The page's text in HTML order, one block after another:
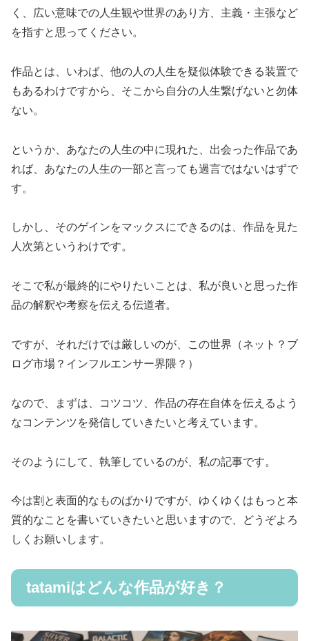
く、広い意味での人生観や世界のあり方、主義・主張など
を指すと思ってください。
作品とは、いわば、他の人の人生を疑似体験できる装置で
もあるわけですから、そこから自分の人生繋げないと勿体
ない。
というか、あなたの人生の中に現れた、出会った作品であ
れば、あなたの人生の一部と言っても過言ではないはずで
す。
しかし、そのゲインをマックスにできるのは、作品を見た
人次第というわけです。
そこで私が最終的にやりたいことは、私が良いと思った作
品の解釈や考察を伝える伝道者。
ですが、それだけでは厳しいのが、この世界（ネット？ブ
ログ市場？インフルエンサー界隈？）
なので、まずは、コツコツ、作品の存在自体を伝えるよう
なコンテンツを発信していきたいと考えています。
そのようにして、執筆しているのが、私の記事です。
今は割と表面的なものばかりですが、ゆくゆくはもっと本
質的なことを書いていきたいと思いますので、どうぞよろ
しくお願いします。
tatamiはどんな作品が好き？